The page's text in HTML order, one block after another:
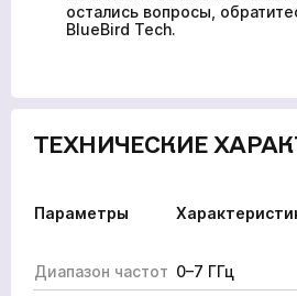
остались вопросы,
BlueBird Tech.
ТЕХНИЧЕСКИЕ
Параметры
Диапазон частот 0–7 ГГц